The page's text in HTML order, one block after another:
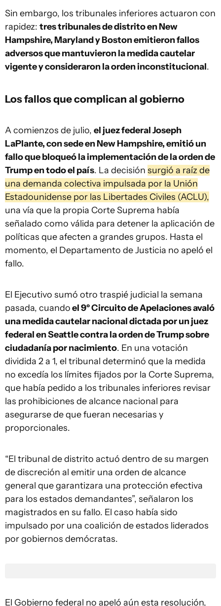
Sin embargo, los tribunales inferiores actuaron con
rapidez: tres tribunales de distrito en New
Hampshire, Maryland y Boston emitieron fallos
adversos que mantuvieron la medida cautelar
vigente y consideraron la orden inconstitucional.
Los fallos que complican al gobierno
A comienzos de julio, el juez federal Joseph
LaPlante, con sede en New Hampshire, emitió un
fallo que bloqueó la implementación de la orden de
Trump en todo el país. La decisión surgió a raíz de
una demanda colectiva impulsada por la Unión
Estadounidense por las Libertades Civiles (ACLU),
una vía que la propia Corte Suprema había
señalado como válida para detener la aplicación de
políticas que afecten a grandes grupos. Hasta el
momento, el Departamento de Justicia no apeló el
fallo.
El Ejecutivo sumó otro traspié judicial la semana
pasada, cuandoel 9º Circuito de Apelaciones avaló
una medida cautelar nacional dictada por un juez
federal en Seattle contra la orden de Trump sobre
ciudadanía por nacimiento. En una votación
dividida 2 a 1, el tribunal determinó que la medida
no excedía los límites fijados por la Corte Suprema,
que había pedido a los tribunales inferiores revisar
las prohibiciones de alcance nacional para
asegurarse de que fueran necesarias y
proporcionales.
“El tribunal de distrito actuó dentro de su margen
de discreción al emitir una orden de alcance
general que garantizara una protección efectiva
para los estados demandantes”, señalaron los
magistrados en su fallo. El caso había sido
impulsado por una coalición de estados liderados
por gobiernos demócratas.
El Gobierno federal no apeló aún esta resolución,